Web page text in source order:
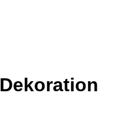
Dekoration